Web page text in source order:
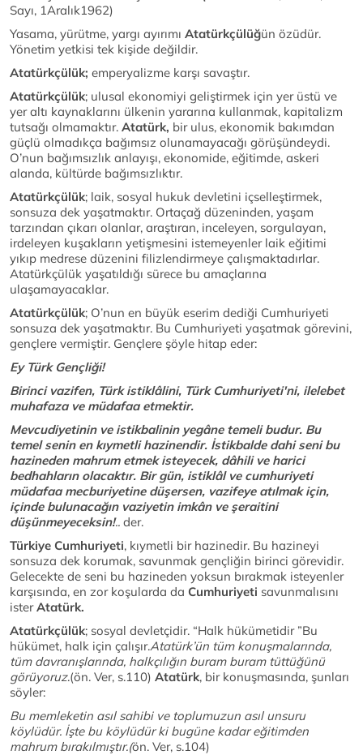
Sayı, 1Aralık1962)
Yasama, yürütme, yargı ayırımı Atatürkçülüğün özüdür.
Yönetim yetkisi tek kişide değildir.
Atatürkçülük; emperyalizme karşı savaştır.
Atatürkçülük; ulusal ekonomiyi geliştirmek için yer üstü ve
yer altı kaynaklarını ülkenin yararına kullanmak, kapitalizm
tutsağı olmamaktır. Atatürk, bir ulus, ekonomik bakımdan
güçlü olmadıkça bağımsız olunamayacağı görüşündeydi.
O’nun bağımsızlık anlayışı, ekonomide, eğitimde, askeri
alanda, kültürde bağımsızlıktır.
Atatürkçülük; laik, sosyal hukuk devletini içselleştirmek,
sonsuza dek yaşatmaktır. Ortaçağ düzeninden, yaşam
tarzından çıkarı olanlar, araştıran, inceleyen, sorgulayan,
irdeleyen kuşakların yetişmesini istemeyenler laik eğitimi
yıkıp medrese düzenini filizlendirmeye çalışmaktadırlar.
Atatürkçülük yaşatıldığı sürece bu amaçlarına
ulaşamayacaklar.
Atatürkçülük; O’nun en büyük eserim dediği Cumhuriyeti
sonsuza dek yaşatmaktır. Bu Cumhuriyeti yaşatmak görevini,
gençlere vermiştir. Gençlere şöyle hitap eder:
Ey Türk Gençliği!
Birinci vazifen, Türk istiklâlini, Türk Cumhuriyeti'ni, ilelebet
muhafaza ve müdafaa etmektir.
Mevcudiyetinin ve istikbalinin yegâne temeli budur. Bu
temel senin en kıymetli hazinendir. İstikbalde dahi seni bu
hazineden mahrum etmek isteyecek, dâhili ve harici
bedhahların olacaktır. Bir gün, istiklâl ve cumhuriyeti
müdafaa mecburiyetine düşersen, vazifeye atılmak için,
içinde bulunacağın vaziyetin imkân ve şeraitini
düşünmeyeceksin!.. der.
Türkiye Cumhuriyeti, kıymetli bir hazinedir. Bu hazineyi
sonsuza dek korumak, savunmak gençliğin birinci görevidir.
Gelecekte de seni bu hazineden yoksun bırakmak isteyenler
karşısında, en zor koşularda da Cumhuriyeti savunmalısını
isterAtatürk.
Atatürkçülük; sosyal devletçidir. “Halk hükümetidir ”Bu
hükümet, halk için çalışır.Atatürk’ün tüm konuşmalarında,
tüm davranışlarında, halkçılığın buram buram tüttüğünü
görüyoruz.(ön. Ver, s.110) Atatürk, bir konuşmasında, şunları
söyler:
Bu memleketin asıl sahibi ve toplumuzun asıl unsuru
köylüdür. İşte bu köylüdür ki bugüne kadar eğitimden
mahrum bırakılmıştır.(ön. Ver, s.104)